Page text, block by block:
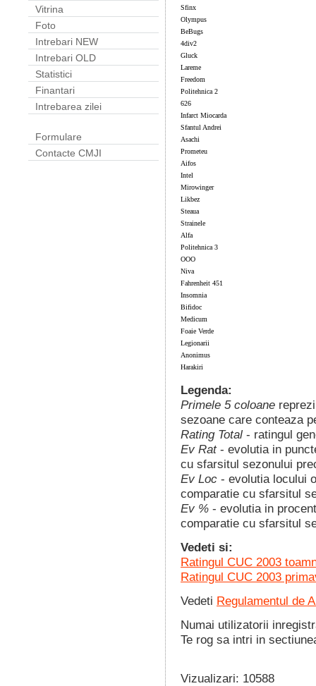
Vitrina
Foto
Intrebari NEW
Intrebari OLD
Statistici
Finantari
Intrebarea zilei
Formulare
Contacte CMJI
Sfinx
Olympus
BeBugs
4div2
Gluck
Lareme
Freedom
Politehnica 2
626
Infarct Miocarda
Sfantul Andrei
Asachi
Prometeu
Aifos
Intel
Mirowinger
Likbez
Steaua
Strainele
Alfa
Politehnica 3
OOO
Niva
Fahrenheit 451
Insomnia
Bifidoc
Medicum
Foaie Verde
Legionarii
Anonimus
Harakiri
Legenda:
Primele 5 coloane
sezoane care conteaza
Rating Total - ratingul
Ev Rat - evolutia in
cu sfarsitul sezonului
Ev Loc - evolutia locului
comparatie cu sfarsitul
Ev % - evolutia in
comparatie cu sfarsitul
Vedeti si:
Ratingul CUC 2003
Ratingul CUC 2003
Vedeti Regulamentul de
Numai utilizatorii
Te rog sa intri in
Vizualizari: 10588